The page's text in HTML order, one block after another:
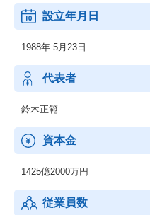
◆その他の事業：
顧客の経営上の問題点に係わ
設立年月日
1988年 5月23日
代表者
鈴木正範
資本金
1425億2000万円
従業員数